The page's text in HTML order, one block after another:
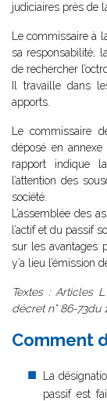
judiciaires près de
Le commissaire à
sa responsabilité,
de rechercher
Il travaille dans
apports.
Le commissaire
déposé en
rapport indique
l’attention des
société.
L’assemblée des
l’actif et du passif
sur les avantages
y’a lieu l’émission
Textes : Articles
décret n° 86-73du
Comment
La
passif est